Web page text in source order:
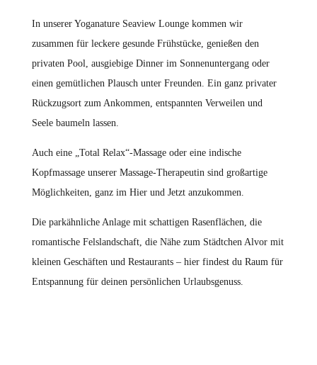
In unserer Yoganature Seaview Lounge kommen wir
zusammen für leckere gesunde Frühstücke, genießen den
privaten Pool, ausgiebige Dinner im Sonnenuntergang oder
einen gemütlichen Plausch unter Freunden. Ein ganz privater
Rückzugsort zum Ankommen, entspannten Verweilen und
Seele baumeln lassen.
Auch eine „Total Relax“-Massage oder eine indische
Kopfmassage unserer Massage-Therapeutin sind großartige
Möglichkeiten, ganz im Hier und Jetzt anzukommen.
Die parkähnliche Anlage mit schattigen Rasenflächen, die
romantische Felslandschaft, die Nähe zum Städtchen Alvor mit
kleinen Geschäften und Restaurants – hier findest du Raum für
Entspannung für deinen persönlichen Urlaubsgenuss.